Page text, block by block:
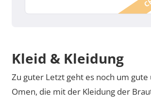
Kleid & Kleidung
Zu guter Letzt geht es noch um gute
Omen, die mit der Kleidung der